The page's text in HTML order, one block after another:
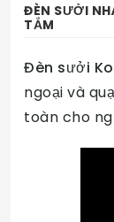
ĐÈN SƯỞI
TẮM
Đèn sưởi
ngoại và
toàn cho